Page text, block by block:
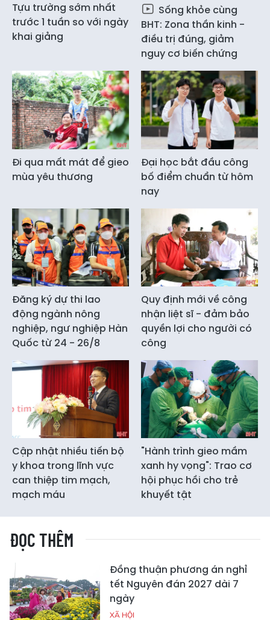
Tựu trường sớm nhất
trước 1 tuần so với ngày
khai giảng
Sống khỏe cùng
BHT: Zona thần kinh -
điều trị đúng, giảm
nguy cơ biến chứng
Đi qua mất mát để gieo
mùa yêu thương
Đại học bắt đầu công
bố điểm chuẩn từ hôm
nay
Đăng ký dự thi lao
động ngành nông
nghiệp, ngư nghiệp Hàn
Quốc từ 24 - 26/8
Quy định mới về công
nhận liệt sĩ - đảm bảo
quyền lợi cho người có
công
Cập nhật nhiều tiến bộ
y khoa trong lĩnh vực
can thiệp tim mạch,
mạch máu
"Hành trình gieo mầm
xanh hy vọng": Trao cơ
hội phục hồi cho trẻ
khuyết tật
ĐỌC THÊM
Đồng thuận phương án nghỉ
tết Nguyên đán 2027 dài 7
ngày
XÃ HỘI